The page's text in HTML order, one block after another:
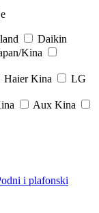
Daikin
Kina
Haier Kina
LG
Aux Kina
i plafonski